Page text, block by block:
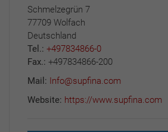
Schmelzegrün 7
77709 Wolfach
Deutschland
Tel.: +497834866-0
Fax.: +497834866-200
Mail: Info@supfina.com
Website: https://www.supfina.com